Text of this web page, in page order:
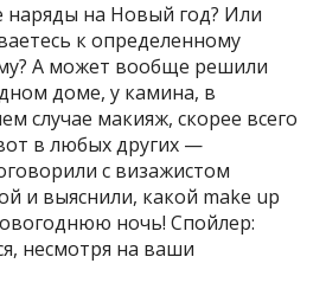
наряды на Новый год? Или
к определенному
А может вообще решили
доме, у камина, в
случае макияж, скорее всего
в любых других —
с визажистом
и выяснили, какой make up
ночь! Спойлер:
несмотря на ваши